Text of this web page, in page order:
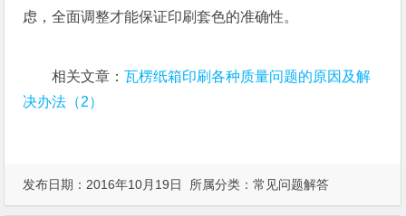
虑，全面调整才能保证印刷套色的准确性。
相关文章：瓦楞纸箱印刷各种质量问题的原因及解
决办法（2）
发布日期：2016年10月19日 所属分类：常见问题解答